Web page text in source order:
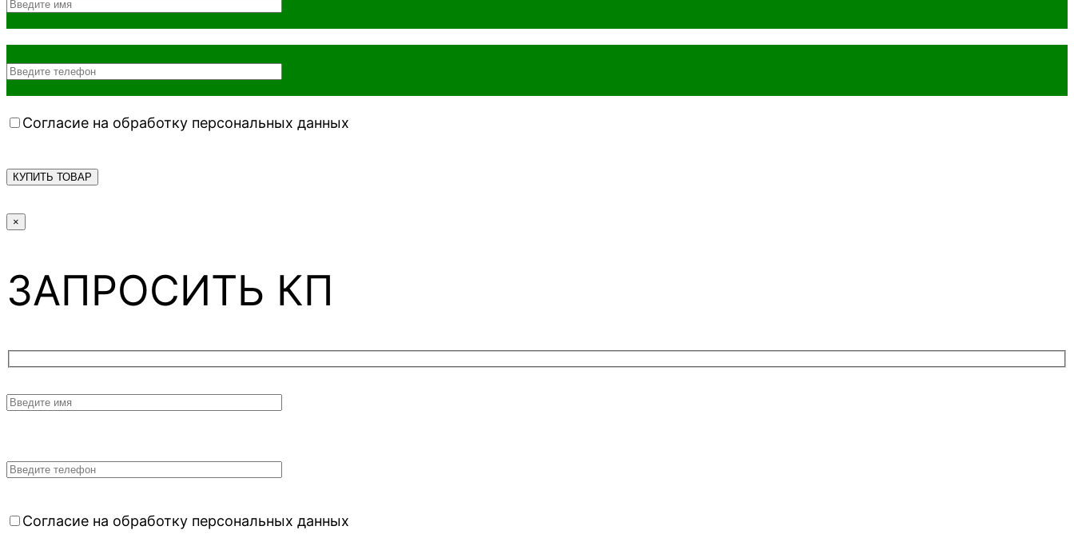
Согласие на обработку персональных данных
×
ЗАПРОСИТЬ КП
Согласие на обработку персональных данных